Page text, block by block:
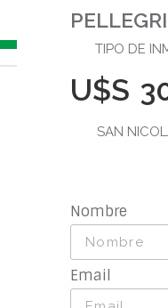
TIPO DE
U$S
SAN
Nombre
Email